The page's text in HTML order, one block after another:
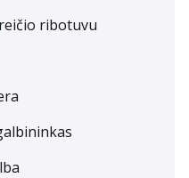
ribotuvu